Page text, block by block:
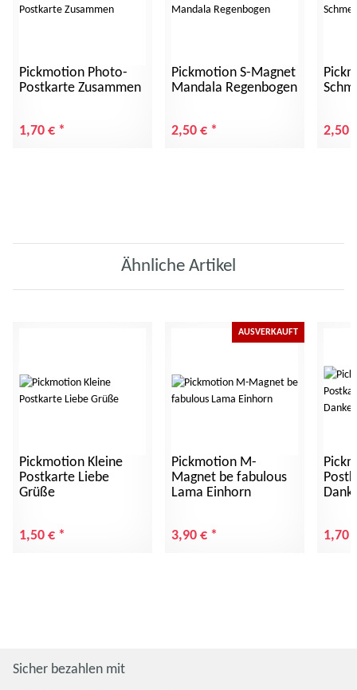
Pickmotion Photo-
Postkarte Zusammen
1,70 € *
Pickmotion S-Magnet
Mandala Regenbogen
2,50 € * 2,50
Ähnliche Artikel
Pickmotion Kleine
Postkarte Liebe
Grüße
1,50 € *
AUSVERKAUFT
Pickmotion M-
Magnet be fabulous
Lama Einhorn
3,90 € * 1,70
Sicher bezahlen mit